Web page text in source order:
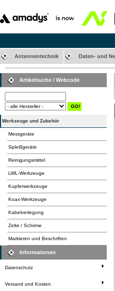
Antennentechnik Daten- und
Artikelsuche / Webcode
Werkzeuge und Zubehör
Messgeräte
Spleißgeräte
Reinigungsmittel
LWL-Werkzeuge
Kupferwerkzeuge
Koax-Werkzeuge
Kabelverlegung
Zelte / Schirme
Markieren und Beschriften
Informationen
Datenschutz
Versand und Kosten